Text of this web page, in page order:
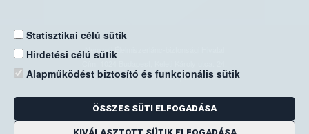
Statisztikai célú sütik
Hirdetési célú sütik
Alapműködést biztosító és funkcionális sütik
ÖSSZES SÜTI ELFOGADÁSA
Nemzeti Élelmiszerlánc-biztonsági Hivatal
Levelezési cím: 1525 Budapest. Pf. 30.
E-mail:ugyfelszolgalat@nebih.gov.hu
Zöld szám: 06-80/263-244